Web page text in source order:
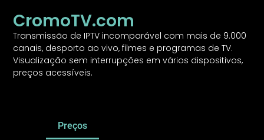
CromoTV.com
Transmissão de IPTV incomparável com mais de 9.000
canais, desporto ao vivo, filmes e programas de TV.
Visualização sem interrupções em vários dispositivos,
preços acessíveis.
Preços